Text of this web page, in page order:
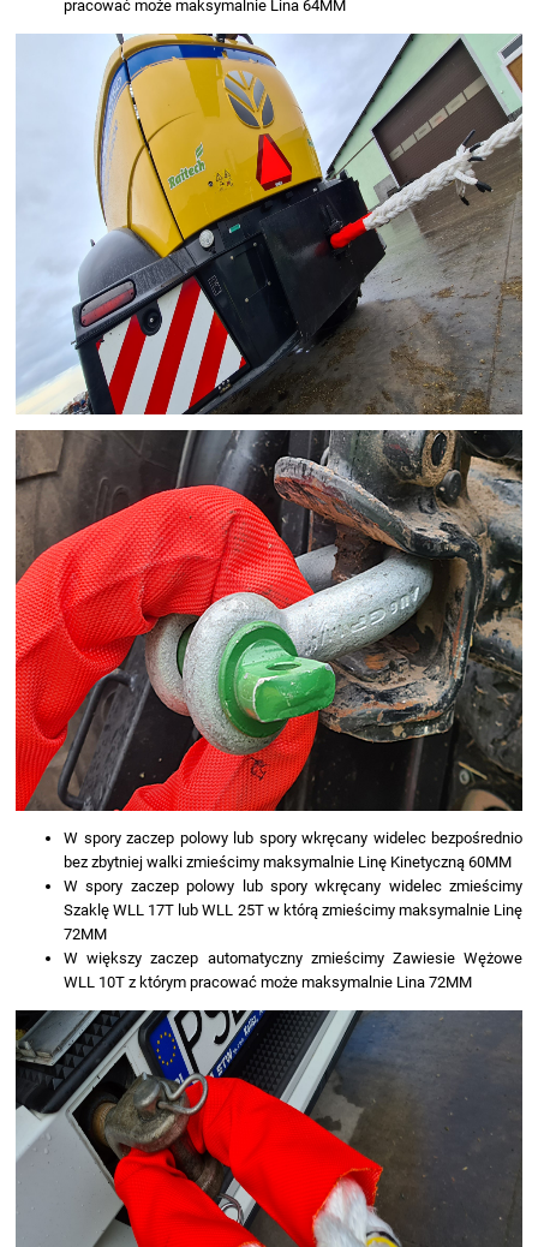
pracować może maksymalnie Lina 64MM
W spory zaczep polowy lub spory wkręcany widelec bezpośrednio
bez zbytniej walki zmieścimy maksymalnie Linę Kinetyczną 60MM
W spory zaczep polowy lub spory wkręcany widelec zmieścimy
Szaklę WLL 17T lub WLL 25T w którą zmieścimy maksymalnie Linę
72MM
W większy zaczep automatyczny zmieścimy Zawiesie Wężowe
WLL 10T z którym pracować może maksymalnie Lina 72MM